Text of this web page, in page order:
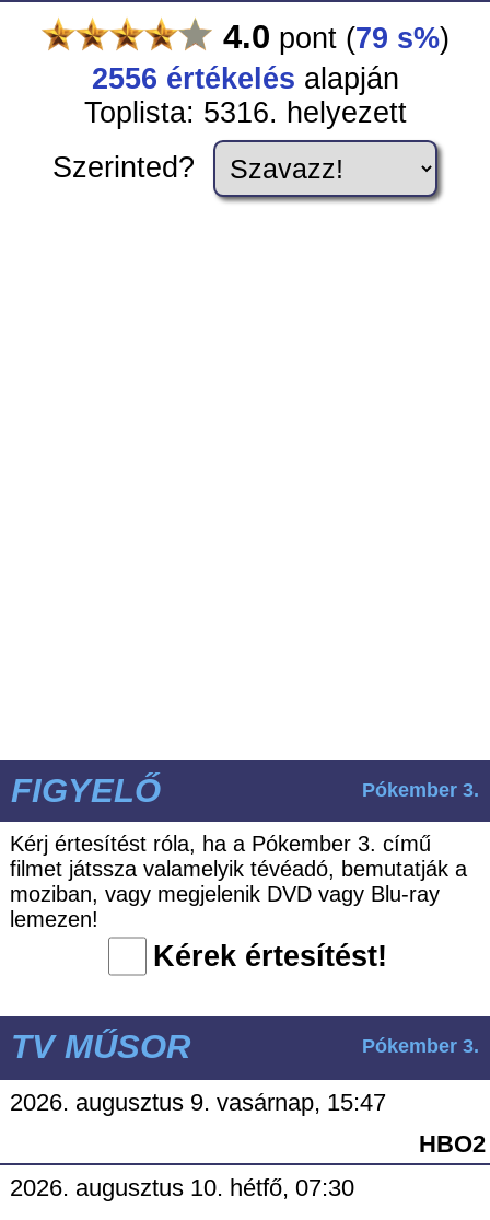
4.0 pont (79 s%)
2556 értékelés alapján
Toplista: 5316. helyezett
Szerinted?
FIGYELŐ Pókember 3.
Kérj értesítést róla, ha a Pókember 3. című
filmet játssza valamelyik tévéadó, bemutatják a
moziban, vagy megjelenik DVD vagy Blu-ray
lemezen!
Kérek értesítést!
TV MŰSOR Pókember 3.
2026. augusztus 9. vasárnap, 15:47
HBO2
2026. augusztus 10. hétfő, 07:30